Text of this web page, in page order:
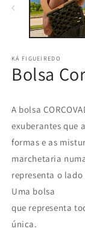
modal
KÁ FIGUEIREDO
Bolsa
A bolsa
exuberantes que
formas e as
marchetaria
representa o
Uma bolsa
que representa
única.